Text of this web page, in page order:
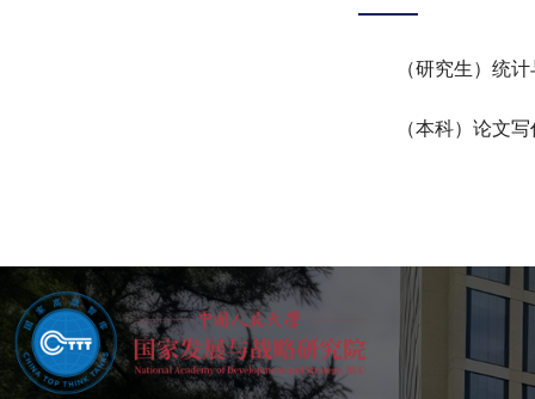
（研究生）统
（本科）论文